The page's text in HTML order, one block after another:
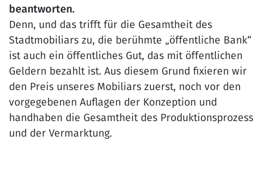
beantworten.
Denn, und das trifft für die Gesamtheit des
Stadtmobiliars zu, die berühmte „öffentliche Bank“
ist auch ein öffentliches Gut, das mit öffentlichen
Geldern bezahlt ist. Aus diesem Grund fixieren wir
den Preis unseres Mobiliars zuerst, noch vor den
vorgegebenen Auflagen der Konzeption und
handhaben die Gesamtheit des Produktionsprozess
und der Vermarktung.